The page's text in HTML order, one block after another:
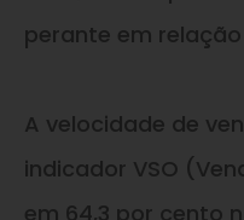
perante em relação
A velocidade de
indicador VSO
em 64,3 por cento